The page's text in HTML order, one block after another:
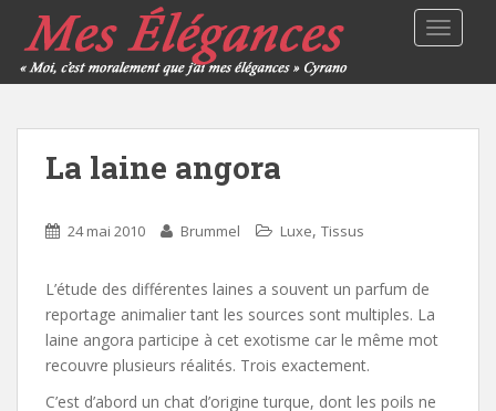
La laine angora
24 mai 2010 Brummel Luxe, Tissus
L’étude des différentes laines a souvent un parfum de
reportage animalier tant les sources sont multiples. La
laine angora participe à cet exotisme car le même mot
recouvre plusieurs réalités. Trois exactement.
C’est d’abord un chat d’origine turque, dont les poils ne